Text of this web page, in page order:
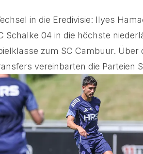
in die Eredivisie: Ilyes
Schalke 04 in die höchste
zum SC Cambuur. Über
vereinbarten die Parteien